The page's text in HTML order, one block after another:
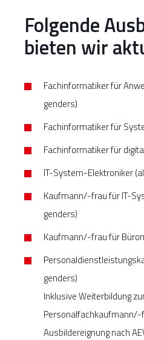
Folgende
bieten wir
Fachinformatiker für
genders)
Fachinformatiker für
Fachinformatiker für
IT-System-Elektroniker
Kaufmann/-frau für IT-
genders)
Kaufmann/-frau für
genders)
Inklusive Weiterbildung
Personalfachkaufmann/-
Ausbildereignung nach